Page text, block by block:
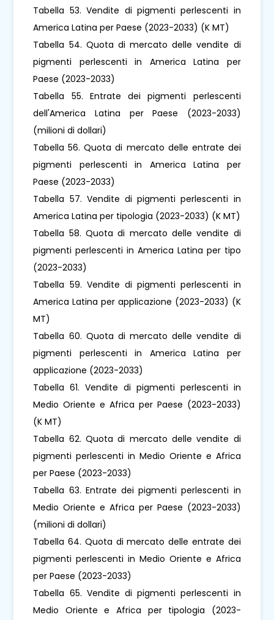
Tabella 53. Vendite di pigmenti perlescenti in
America Latina per Paese (2023-2033) (K MT)
Tabella 54. Quota di mercato delle vendite di
pigmenti perlescenti in America Latina per
Paese (2023-2033)
Tabella 55. Entrate dei pigmenti perlescenti
dell'America Latina per Paese (2023-2033)
(milioni di dollari)
Tabella 56. Quota di mercato delle entrate dei
pigmenti perlescenti in America Latina per
Paese (2023-2033)
Tabella 57. Vendite di pigmenti perlescenti in
America Latina per tipologia (2023-2033) (K MT)
Tabella 58. Quota di mercato delle vendite di
pigmenti perlescenti in America Latina per tipo
(2023-2033)
Tabella 59. Vendite di pigmenti perlescenti in
America Latina per applicazione (2023-2033) (K
MT)
Tabella 60. Quota di mercato delle vendite di
pigmenti perlescenti in America Latina per
applicazione (2023-2033)
Tabella 61. Vendite di pigmenti perlescenti in
Medio Oriente e Africa per Paese (2023-2033)
(K MT)
Tabella 62. Quota di mercato delle vendite di
pigmenti perlescenti in Medio Oriente e Africa
per Paese (2023-2033)
Tabella 63. Entrate dei pigmenti perlescenti in
Medio Oriente e Africa per Paese (2023-2033)
(milioni di dollari)
Tabella 64. Quota di mercato delle entrate dei
pigmenti perlescenti in Medio Oriente e Africa
per Paese (2023-2033)
Tabella 65. Vendite di pigmenti perlescenti in
Medio Oriente e Africa per tipologia (2023-